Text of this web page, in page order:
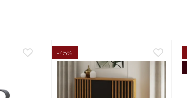
pentru asamblare .
-45%